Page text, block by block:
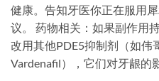
健康。告知牙医你正在服用
议。 药物相关：如果副作用
改用其他PDE5抑制剂（如伟
Vardenafil），它们对牙龈的